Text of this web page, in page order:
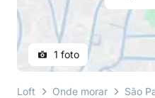
1 foto
Loft Onde morar São